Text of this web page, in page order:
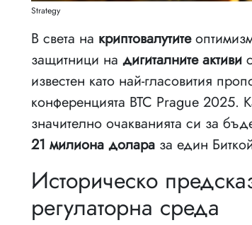
Strategy
В света на криптовалутите
защитници на дигиталните активи
известен като най-гласовития
конференцията BTC Prague
значително очакванията си за
21 милиона долара за един
Историческо
регулаторна среда